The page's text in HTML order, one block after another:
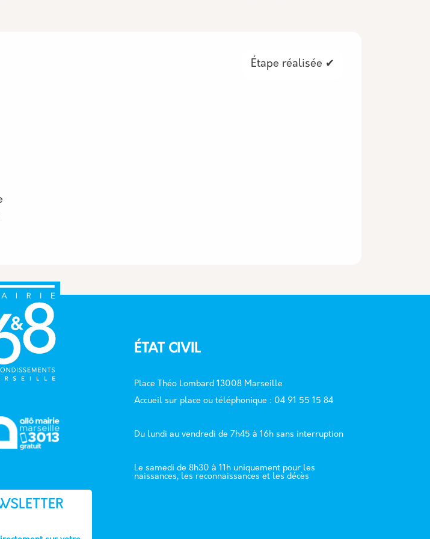
Étape réalisée ✔
ÉTAT CIVIL
Place Théo Lombard 13008 Marseille
Accueil sur place ou téléphonique : 04 91 55 15 84
Du lundi au vendredi de 7h45 à 16h sans interruption
Le samedi de 8h30 à 11h uniquement pour les
naissances, les reconnaissances et les décès